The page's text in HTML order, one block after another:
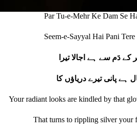
Par Tu-e-Mehr Ke Dam Se
Seem-e-Sayyal Hai Pani
کے دَم سے ہے اجالا تیرا
ہے پانی تیرے دریاؤں کا
Your radiant looks are kindled by that
That turns to rippling silver your